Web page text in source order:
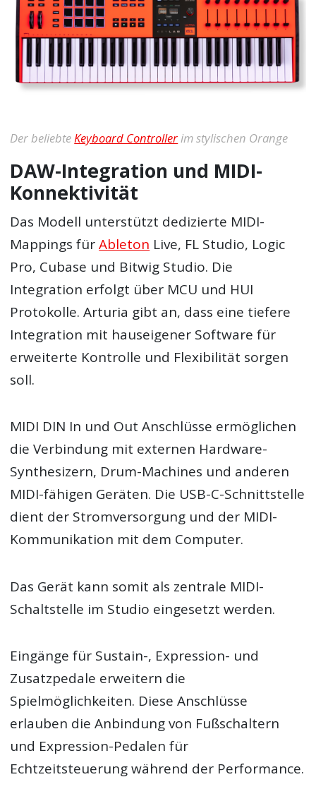
Der beliebteKeyboard Controllerim stylischen Orange
DAW-Integration und MIDI-
Konnektivität
Das Modell unterstützt dedizierte MIDI-
Mappings fürAbleton Live, FL Studio, Logic
Pro, Cubase und Bitwig Studio. Die
Integration erfolgt über MCU und HUI
Protokolle. Arturia gibt an, dass eine tiefere
Integration mit hauseigener Software für
erweiterte Kontrolle und Flexibilität sorgen
soll.
MIDI DIN In und Out Anschlüsse ermöglichen
die Verbindung mit externen Hardware-
Synthesizern, Drum-Machines und anderen
MIDI-fähigen Geräten. Die USB-C-Schnittstelle
dient der Stromversorgung und der MIDI-
Kommunikation mit dem Computer.
Das Gerät kann somit als zentrale MIDI-
Schaltstelle im Studio eingesetzt werden.
Eingänge für Sustain-, Expression- und
Zusatzpedale erweitern die
Spielmöglichkeiten. Diese Anschlüsse
erlauben die Anbindung von Fußschaltern
und Expression-Pedalen für
Echtzeitsteuerung während der Performance.